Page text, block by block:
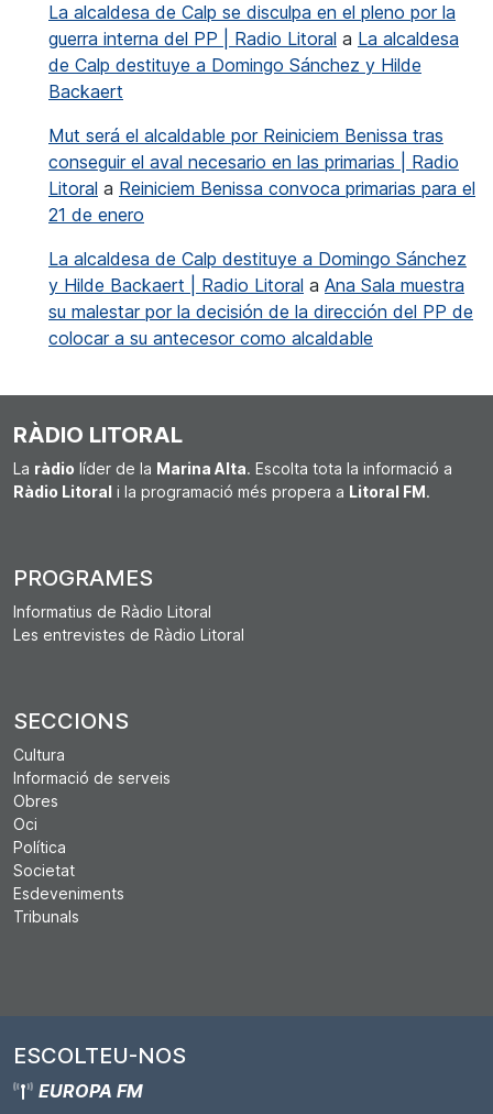
La alcaldesa de Calp se disculpa en el pleno por la
guerra interna del PP | Radio Litoral a La alcaldesa
de Calp destituye a Domingo Sánchez y Hilde
Backaert
Mut será el alcaldable por Reiniciem Benissa tras
conseguir el aval necesario en las primarias | Radio
Litoral a Reiniciem Benissa convoca primarias para el
21 de enero
La alcaldesa de Calp destituye a Domingo Sánchez
y Hilde Backaert | Radio Litoral a Ana Sala muestra
su malestar por la decisión de la dirección del PP de
colocar a su antecesor como alcaldable
RÀDIO LITORAL
La ràdio líder de la Marina Alta. Escolta tota la informació a
Ràdio Litoral i la programació més propera a Litoral FM.
PROGRAMES
Informatius de Ràdio Litoral
Les entrevistes de Ràdio Litoral
SECCIONS
Cultura
Informació de serveis
Obres
Oci
Política
Societat
Esdeveniments
Tribunals
ESCOLTEU-NOS
EUROPA FM